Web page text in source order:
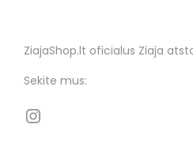
ZiajaShop.lt oficialus Ziaja
Sekite mus: